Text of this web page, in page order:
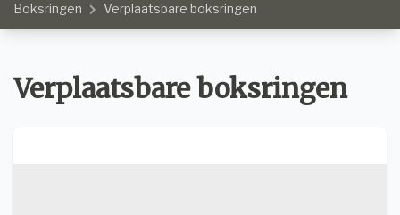
Boksringen
Verplaatsbare boksringen
Verplaatsbare boksringen